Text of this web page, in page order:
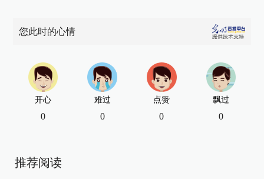
您此时的心情
开心
0
难过
0
点赞
0
飘过
0
推荐阅读